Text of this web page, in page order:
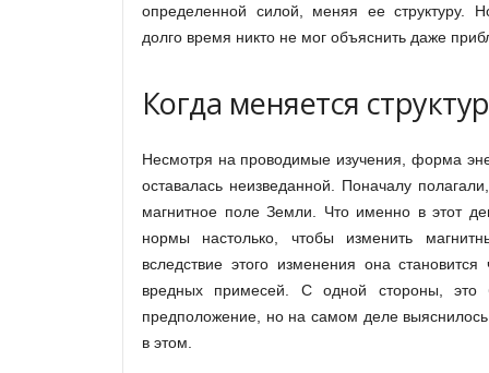
определенной силой, меняя ее структуру.
долго время никто не мог объяснить даже
Когда меняется
Несмотря на проводимые изучения, форма
оставалась неизведанной. Поначалу
магнитное поле Земли. Что именно в этот
нормы настолько, чтобы изменить
вследствие этого изменения она
вредных примесей. С одной стороны, это
предположение, но на самом деле
в этом.